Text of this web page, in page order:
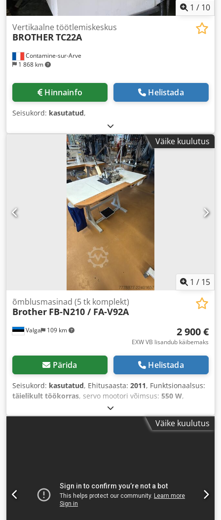
1 / 10
Contamine-sur-Arve
1 868 km
Vertikaalne töötlemiskeskus
BROTHERTC22A
Hinnainfo Helistada
Seisukord: kasutatud,
Väike kuulutus
1 / 15
Valga 109 km
õmblusmasinad (5 tk komplekt)
Brother FB-N210 / FA-V92A
2 900 €
EXW VB lisandub käibemaks
Pärida Helistada
Seisukord: kasutatud, Ehitusaasta: 2011, Funktsionaalsus:
täielikult töökorras, servo mootori võimsus: 550 W,
, sisendtüüpi vool:
pneumaatiline ühendus:6 latt, tihendatud õhu ühendus:
Väike kuulutus